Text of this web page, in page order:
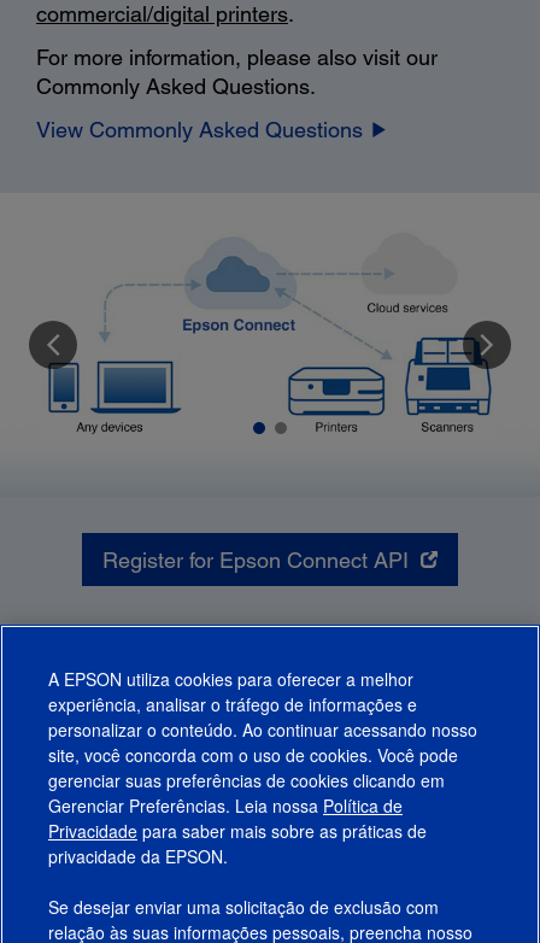
commercial/digital printers.
For more information, please also visit our
Commonly Asked Questions.
View Commonly Asked Questions
Register for Epson Connect API
Development Steps
Produtos
Suporte
Links Sugeridos
A EPSON utiliza cookies para oferecer a melhor
experiência, analisar o tráfego de informações e
personalizar o conteúdo. Ao continuar acessando nosso
site, você concorda com o uso de cookies. Você pode
gerenciar suas preferências de cookies clicando em
Gerenciar Preferências. Leia nossa Política de
Privacidade para saber mais sobre as práticas de
privacidade da EPSON.
Se desejar enviar uma solicitação de exclusão com
relação às suas informações pessoais, preencha nosso